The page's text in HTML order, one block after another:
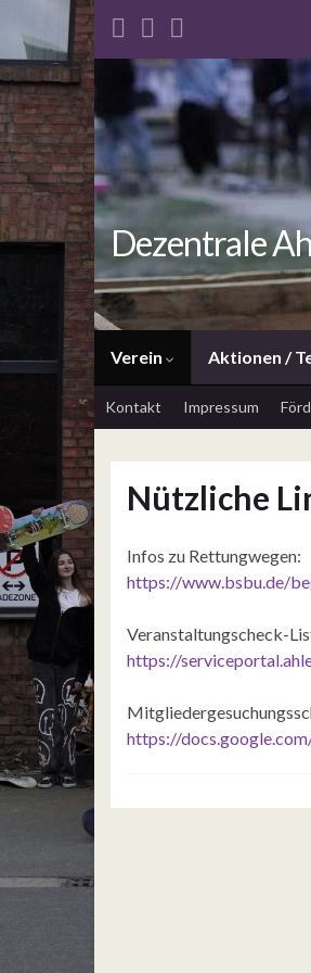
Dezentrale
Verein Aktionen /
Kontakt Impressum
Nützliche
Infos zu Rettungwegen:
https://www.bsbu.de/
Veranstaltungscheck-
https://
https://